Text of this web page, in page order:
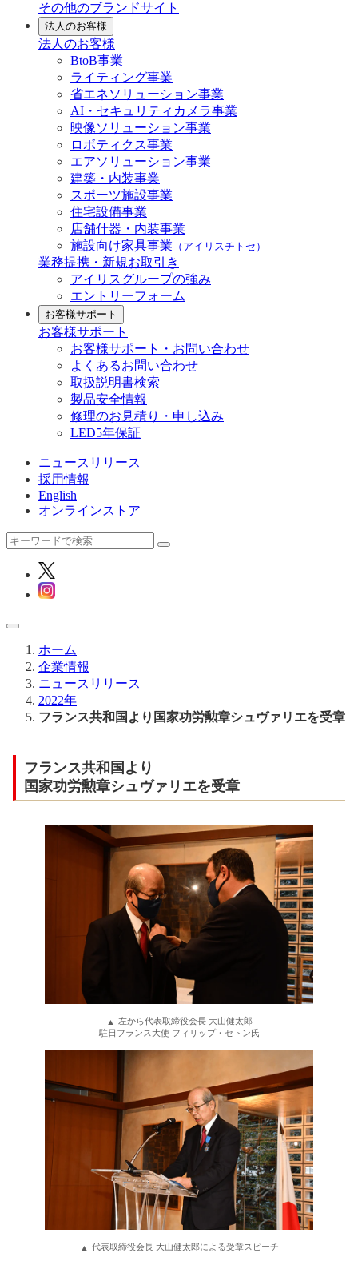
その他のブランドサイト
法人のお客様
法人のお客様
BtoB事業
ライティング事業
省エネソリューション事業
AI・セキュリティカメラ事業
映像ソリューション事業
ロボティクス事業
エアソリューション事業
建築・内装事業
スポーツ施設事業
住宅設備事業
店舗什器・内装事業
施設向け家具事業 （アイリスチトセ）
業務提携・新規お取引き
アイリスグループの強み
エントリーフォーム
お客様サポート
お客様サポート
お客様サポート・お問い合わせ
よくあるお問い合わせ
取扱説明書検索
製品安全情報
修理のお見積り・申し込み
LED5年保証
ニュースリリース
採用情報
English
オンラインストア
ホーム
企業情報
ニュースリリース
2022年
フランス共和国より国家功労勲章シュヴァリエを受章
フランス共和国より
国家功労勲章シュヴァリエを受章
左から代表取締役会長 大山健太郎
駐日フランス大使 フィリップ・セトン氏
代表取締役会長 大山健太郎による受章スピーチ